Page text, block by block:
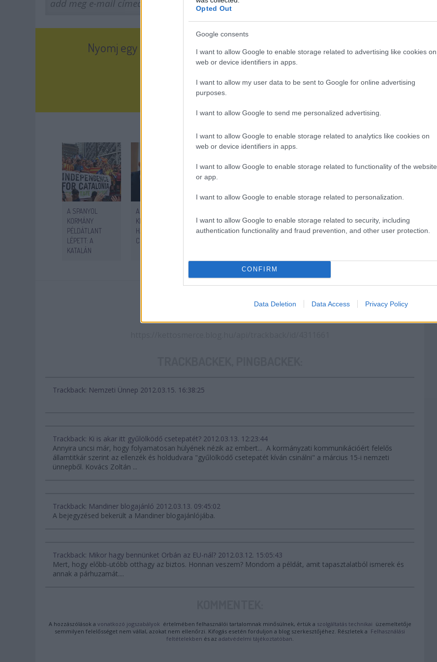
Opted Out
Google consents
I want to allow Google to enable storage related to advertising like cookies on
web or device identifiers in apps.
I want to allow my user data to be sent to Google for online advertising
purposes.
I want to allow Google to send me personalized advertising.
I want to allow Google to enable storage related to analytics like cookies on
web or device identifiers in apps.
I want to allow Google to enable storage related to functionality of the website
or app.
I want to allow Google to enable storage related to personalization.
I want to allow Google to enable storage related to security, including
authentication functionality and fraud prevention, and other user protection.
CONFIRM
Data Deletion Data Access Privacy Policy
Nyomj egy tetsziket, és olvasd a Kettős Mércét a Facebookon!
A SPANYOL
KORMÁNY
PÉLDÁTLANT
LÉPETT: A
KATALÁN
A HELYI SIMICSKA
KERÜL
HATALOMRA
CSEHORSZÁGBAN?
LIBERÁLISOK
NAGY
MUNKAVÁLLALÓ
MENEKÜLTÜGYI
TERVEZETE, AZ
TAGORSZÁGOK
Trackback: Nemzeti Ünnep 2012.03.15. 16:38:25
Trackback: Ki is akar itt gyűlölködő csetepatét? 2012.03.13. 12:23:44
Annyira uncsi már, hogy folyamatosan hülyének nézik az embert... A kormányzati kommunikációért felelős
államtitkár szerint az ellenzék és holdudvara "gyűlölködő csetepatét kíván csinálni" a március 15-i nemzeti
ünnepből. Kovács Zoltán ...
Trackback: Mandiner blogajánló 2012.03.13. 09:45:02
A bejegyzésed bekerült a Mandiner blogajánlójába.
Trackback: Mikor hagy bennünket Orbán az EU-nál? 2012.03.12. 15:05:43
Mert, hogy előbb-utóbb otthagy az biztos. Honnan veszem? Mondom a példát, amit tapasztalatból ismerek és
annak a párhuzamát....
A hozzászólások a vonatkozó jogszabályokértelmében felhasználói tartalomnak minősülnek, értük a szolgáltatás technikai üzemeltetője
semmilyen felelősséget nem vállal, azokat nem ellenőrzi. Kifogás esetén forduljon a blog szerkesztőjéhez. Részletek a Felhasználási
feltételekben és az adatvédelmi tájékoztatóban.